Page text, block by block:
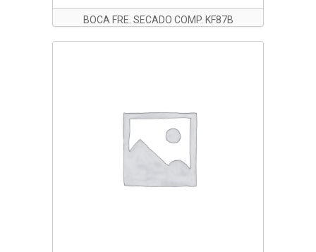
BOCA FRE. SECADO COMP. KF87B